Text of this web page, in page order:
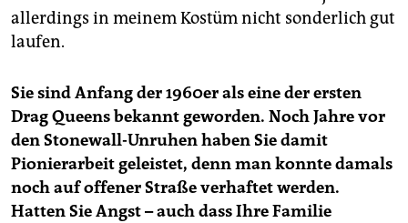
allerdings in meinem Kostüm nicht sonderlich gut
laufen.
Sie sind Anfang der 1960er als eine der ersten
Drag Queens bekannt geworden. Noch Jahre vor
den Stonewall-Unruhen haben Sie damit
Pionierarbeit geleistet, denn man konnte damals
noch auf offener Straße verhaftet werden.
Hatten Sie Angst – auch dass Ihre Familie